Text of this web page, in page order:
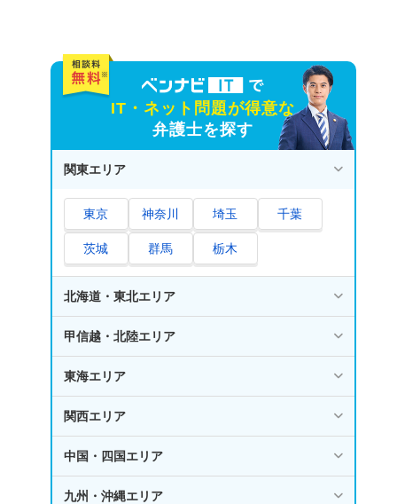
IT・ネット問題が得意な
弁護士を探す
関東エリア
東京 神奈川 埼玉 千葉
茨城 群馬 栃木
北海道・東北エリア
甲信越・北陸エリア
東海エリア
関西エリア
中国・四国エリア
九州・沖縄エリア